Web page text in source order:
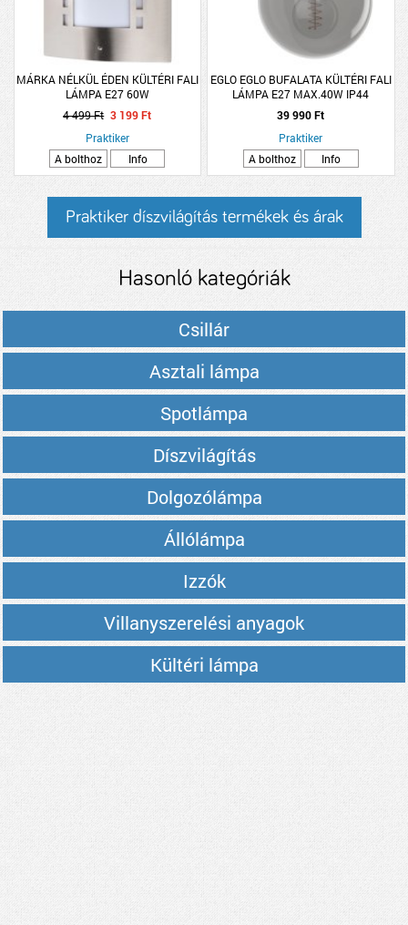
MÁRKA NÉLKÜL ÉDEN KÜLTÉRI FALI
LÁMPA E27 60W
4 499 Ft 3 199 Ft
Praktiker
A bolthoz
Info
EGLO EGLO BUFALATA KÜLTÉRI FALI
LÁMPA E27 MAX.40W IP44
29X20CM FA-FEKETE
39 990 Ft
Praktiker
A bolthoz
Info
Praktiker díszvilágítás termékek és árak
Hasonló kategóriák
Csillár
Asztali lámpa
Spotlámpa
Díszvilágítás
Dolgozólámpa
Állólámpa
Izzók
Villanyszerelési anyagok
Kültéri lámpa